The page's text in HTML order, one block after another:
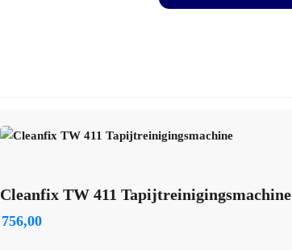
Cleanfix TW 411 Tapijtreinigingsmachine
756,00